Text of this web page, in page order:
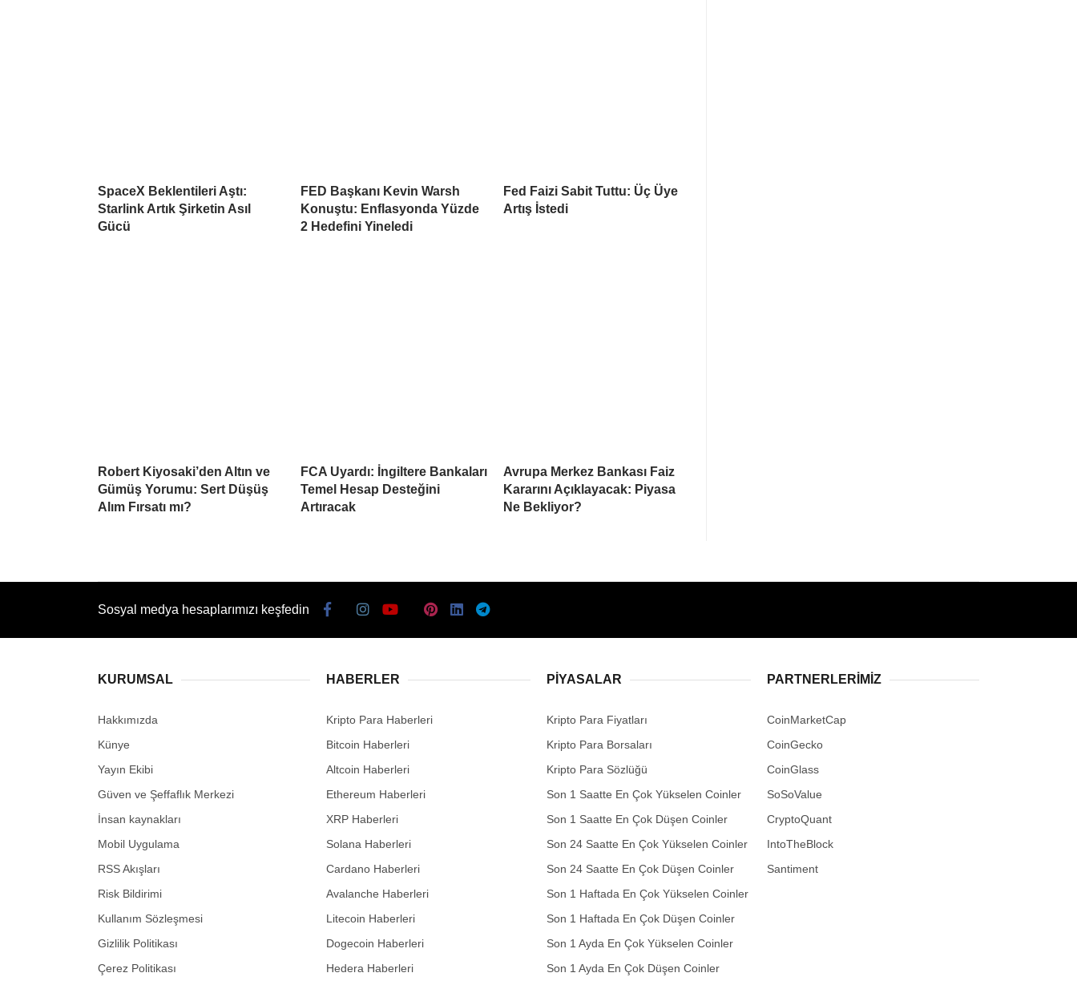
SpaceX Beklentileri Aştı:
Starlink Artık Şirketin Asıl
Gücü
FED Başkanı Kevin Warsh
Konuştu: Enflasyonda Yüzde
2 Hedefini Yineledi
Fed Faizi Sabit Tuttu: Üç Üye
Artış İstedi
Robert Kiyosaki’den Altın ve
Gümüş Yorumu: Sert Düşüş
Alım Fırsatı mı?
FCA Uyardı: İngiltere Bankaları
Temel Hesap Desteğini
Artıracak
Avrupa Merkez Bankası Faiz
Kararını Açıklayacak: Piyasa
Ne Bekliyor?
Sosyal medya hesaplarımızı keşfedin
KURUMSAL
Hakkımızda
Künye
Yayın Ekibi
Güven ve Şeffaflık Merkezi
İnsan kaynakları
Mobil Uygulama
RSS Akışları
Risk Bildirimi
Kullanım Sözleşmesi
Gizlilik Politikası
Çerez Politikası
HABERLER
Kripto Para Haberleri
Bitcoin Haberleri
Altcoin Haberleri
Ethereum Haberleri
XRP Haberleri
Solana Haberleri
Cardano Haberleri
Avalanche Haberleri
Litecoin Haberleri
Dogecoin Haberleri
Hedera Haberleri
PIYASALAR
Kripto Para Fiyatları
Kripto Para Borsaları
Kripto Para Sözlüğü
Son 1 Saatte En Çok Yükselen Coinler
Son 1 Saatte En Çok Düşen Coinler
Son 24 Saatte En Çok Yükselen Coinler
Son 24 Saatte En Çok Düşen Coinler
Son 1 Haftada En Çok Yükselen Coinler
Son 1 Haftada En Çok Düşen Coinler
Son 1 Ayda En Çok Yükselen Coinler
Son 1 Ayda En Çok Düşen Coinler
PARTNERLERIMIZ
CoinMarketCap
CoinGecko
CoinGlass
SoSoValue
CryptoQuant
IntoTheBlock
Santiment